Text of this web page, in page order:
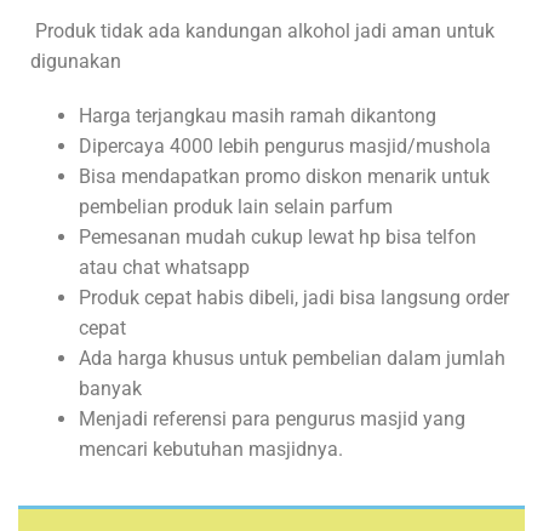
Produk tidak ada kandungan alkohol jadi aman untuk
digunakan
Harga terjangkau masih ramah dikantong
Dipercaya 4000 lebih pengurus masjid/mushola
Bisa mendapatkan promo diskon menarik untuk
pembelian produk lain selain parfum
Pemesanan mudah cukup lewat hp bisa telfon
atau chat whatsapp
Produk cepat habis dibeli, jadi bisa langsung order
cepat
Ada harga khusus untuk pembelian dalam jumlah
banyak
Menjadi referensi para pengurus masjid yang
mencari kebutuhan masjidnya.